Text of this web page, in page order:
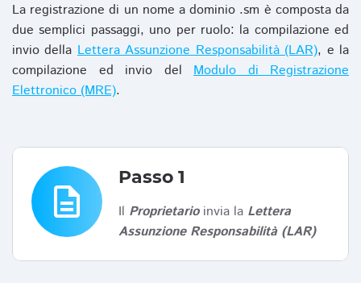
La registrazione di un nome a dominio .sm è composta da
due semplici passaggi, uno per ruolo: la compilazione ed
invio dellaLettera Assunzione Responsabilità (LAR), e la
compilazione ed invio del Modulo di Registrazione
Elettronico (MRE).
description
Passo 1
Il Proprietarioinvia la Lettera
Assunzione Responsabilità (LAR)